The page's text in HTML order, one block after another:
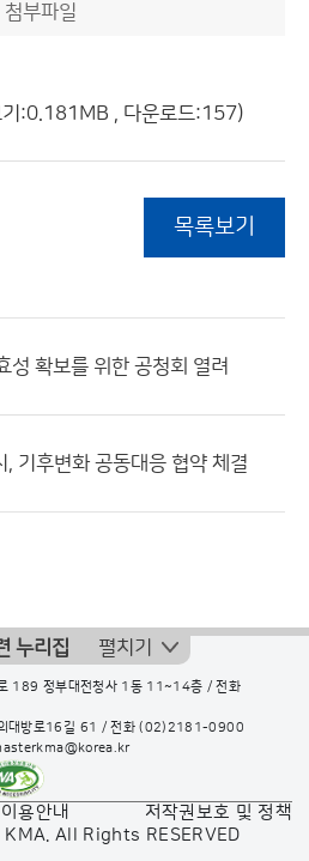
첨부파일
:0.181MB , 다운로드:157)
목록보기
성 확보를 위한 공청회 열려
, 기후변화 공동대응 협약 체결
누리집 펼치기
189 정부대전청사 1동 11~14층 / 전화
대방로16길 61 / 전화(02)2181-0900
이용안내
저작권보호 및 정책
All Rights RESERVED